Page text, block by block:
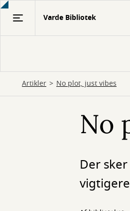
Gå
Varde Bibliotek
Artikler No plot, just vibes
No
Der